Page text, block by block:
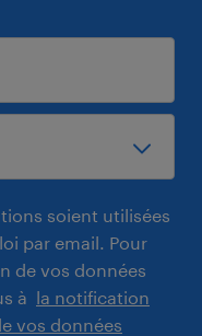
soient utilisées
par email. Pour
de vos données
à la notification
vos données